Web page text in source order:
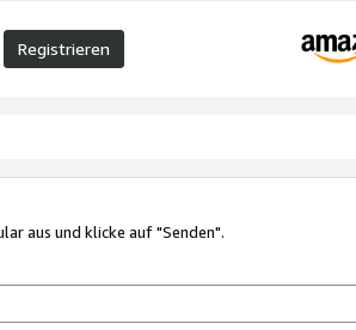
Registrieren
aus und klicke auf "Senden".